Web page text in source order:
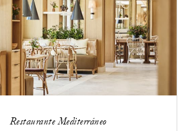
Restaurante Mediterráneo